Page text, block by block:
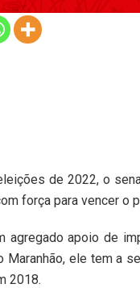
de 2022, o
força para vencer o
apoio de
ele tem a
2018.